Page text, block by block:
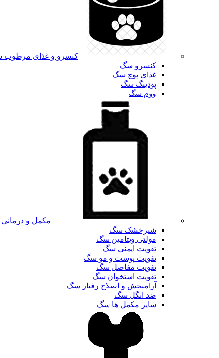
کنسرو و غذای
کنسرو سگ
غذای پوچ سگ
پودینگ سگ
ووم سگ
مکمل و
شیرخشک سگ
مولتی ویتامین سگ
تقویت ایمنی سگ
تقویت پوست و مو سگ
تقویت مفاصل سگ
تقویت استخوان سگ
آرامبخش و اصلاح رفتار سگ
ضد انگل سگ
سایر مکمل ها سگ